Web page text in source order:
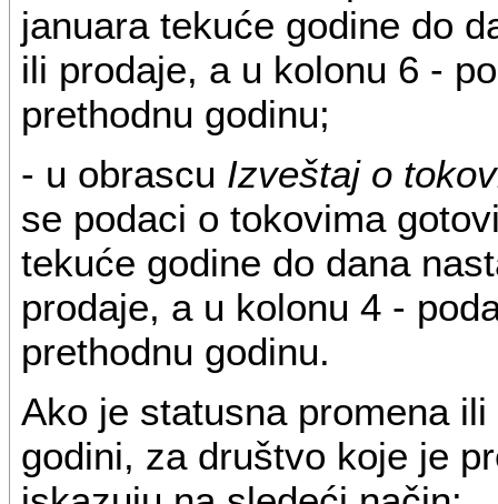
januara tekuće godine do
ili prodaje, a u kolonu 6 -
prethodnu godinu;
- u obrascu Izveštaj o
se podaci o tokovima
tekuće godine do dana
prodaje, a u kolonu 4 -
prethodnu godinu.
Ako je statusna promena
godini, za društvo koje je